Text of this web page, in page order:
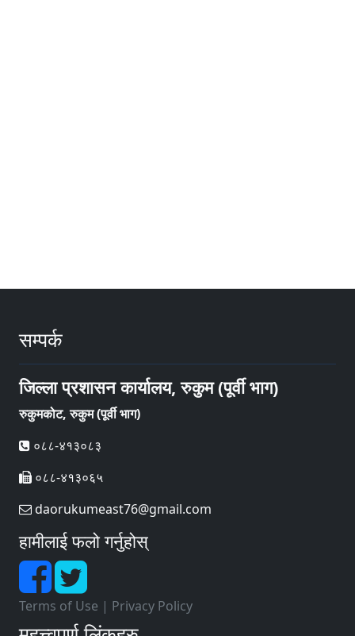
सम्पर्क
जिल्ला प्रशासन कार्यालय, रुकुम (पूर्वी भाग)
रुकुमकोट, रुकुम (पूर्वी भाग)
०८८-४१३०८३
०८८-४१३०६५
daorukumeast76@gmail.com
हामीलाई फलो गर्नुहोस्
Terms of Use | Privacy Policy